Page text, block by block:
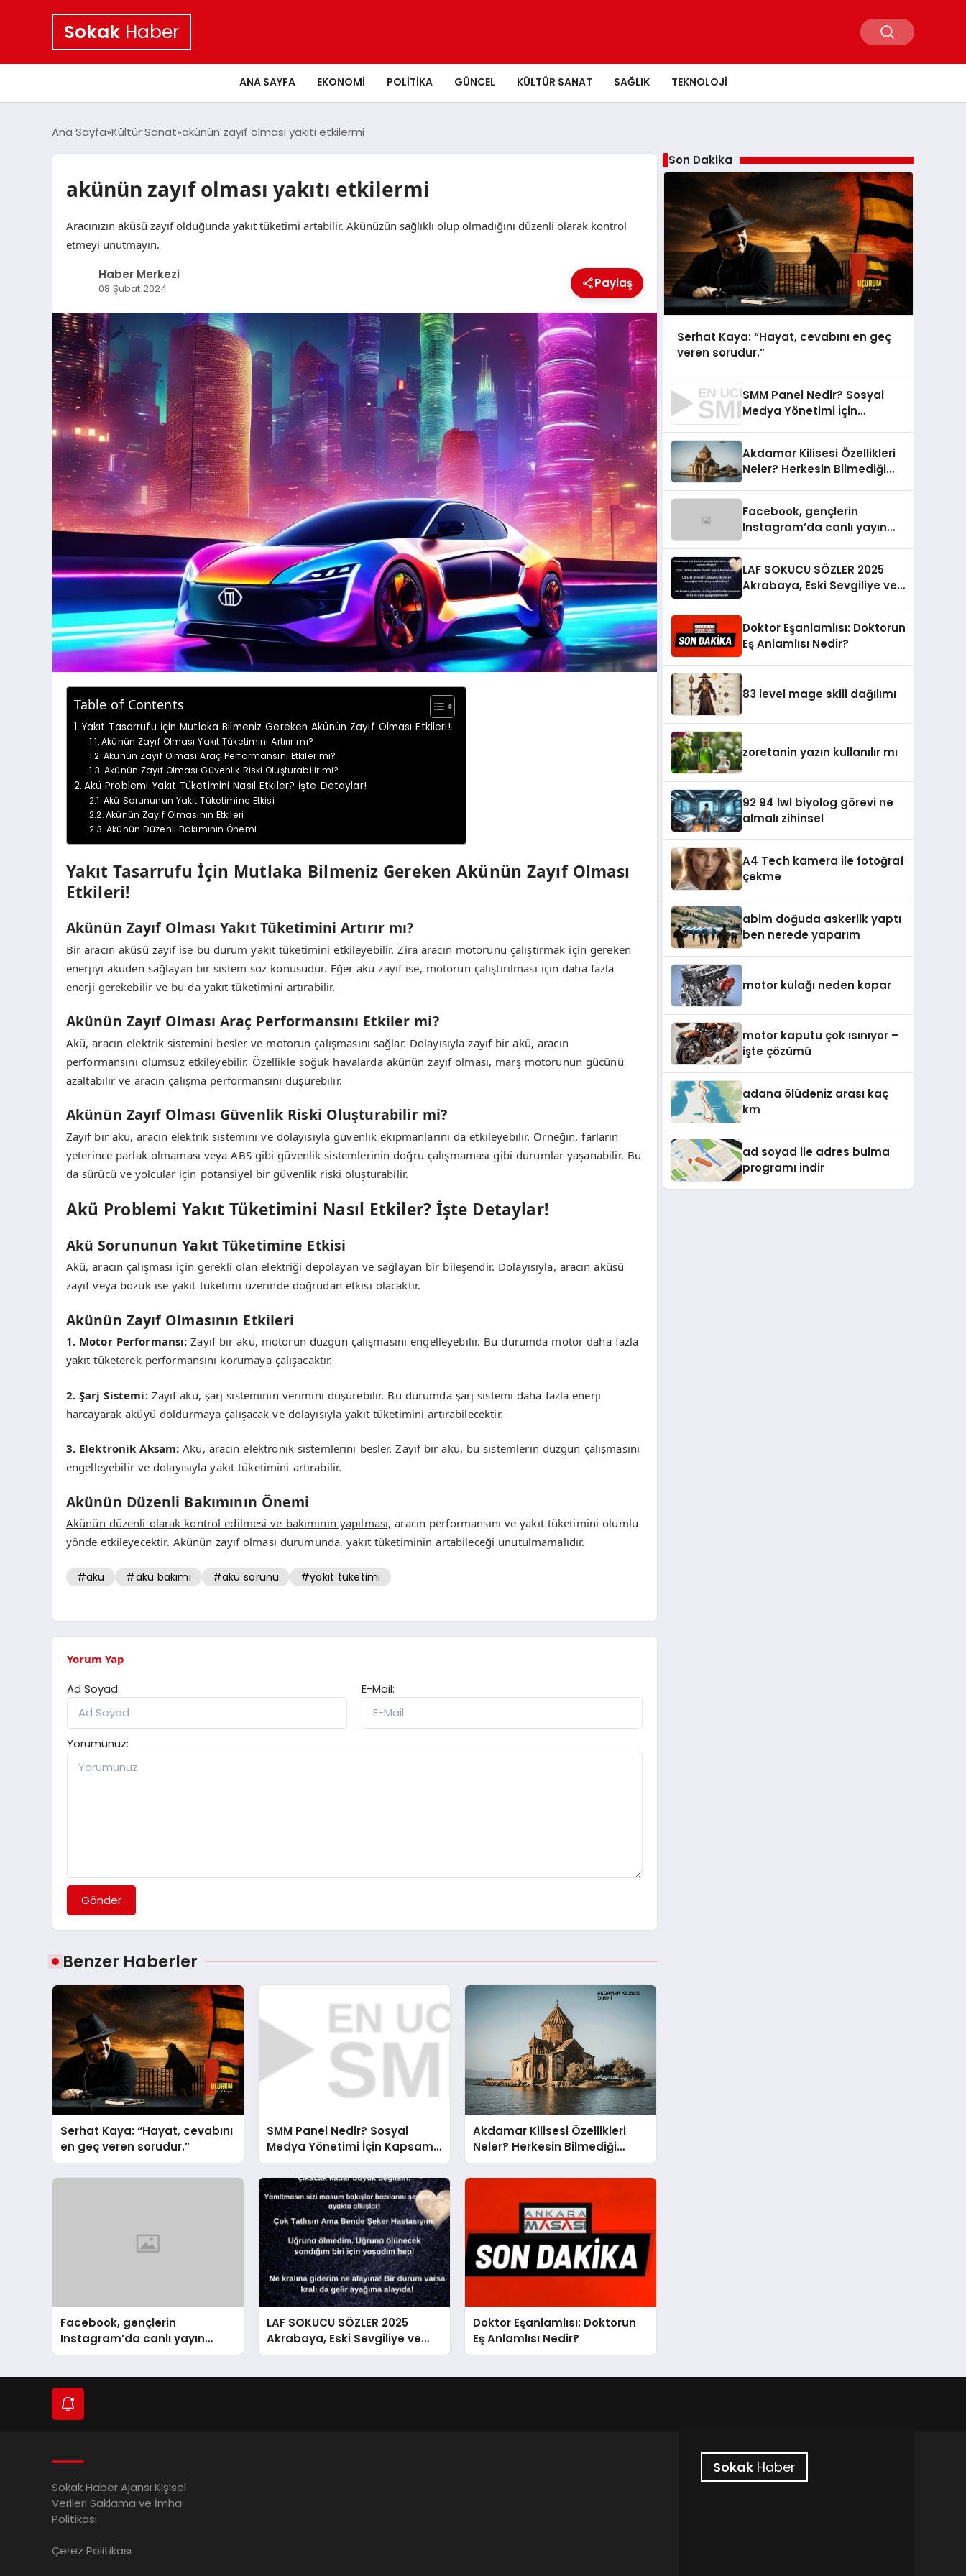
Sokak Haber
ANA SAYFA EKONOMI POLITIKA GÜNCEL KÜLTÜR SANAT SAĞLIK TEKNOLOJI
Ana Sayfa Kültür Sanat akünün zayıf olması yakıtı etkilermi
akünün zayıf olması yakıtı etkilermi
Aracınızın aküsü zayıf olduğunda yakıt tüketimi artabilir. Akünüzün sağlıklı olup olmadığını düzenli olarak kontrol
etmeyi unutmayın.
Haber Merkezi
08 Şubat 2024 Paylaş
Table of Contents
Yakıt Tasarrufu İçin Mutlaka Bilmeniz Gereken Akünün Zayıf Olması Etkileri!
Akünün Zayıf Olması Yakıt Tüketimini Artırır mı?
Akünün Zayıf Olması Araç Performansını Etkiler mi?
Akünün Zayıf Olması Güvenlik Riski Oluşturabilir mi?
Akü Problemi Yakıt Tüketimini Nasıl Etkiler? İşte Detaylar!
Akü Sorununun Yakıt Tüketimine Etkisi
Akünün Zayıf Olmasının Etkileri
Akünün Düzenli Bakımının Önemi
Yakıt Tasarrufu İçin Mutlaka Bilmeniz Gereken Akünün Zayıf Olması
Etkileri!
Akünün Zayıf Olması Yakıt Tüketimini Artırır mı?
Bir aracın aküsü zayıf ise bu durum yakıt tüketimini etkileyebilir. Zira aracın motorunu çalıştırmak için gereken
enerjiyi aküden sağlayan bir sistem söz konusudur. Eğer akü zayıf ise, motorun çalıştırılması için daha fazla
enerji gerekebilir ve bu da yakıt tüketimini artırabilir.
Akünün Zayıf Olması Araç Performansını Etkiler mi?
Akü, aracın elektrik sistemini besler ve motorun çalışmasını sağlar. Dolayısıyla zayıf bir akü, aracın
performansını olumsuz etkileyebilir. Özellikle soğuk havalarda akünün zayıf olması, marş motorunun gücünü
azaltabilir ve aracın çalışma performansını düşürebilir.
Akünün Zayıf Olması Güvenlik Riski Oluşturabilir mi?
Zayıf bir akü, aracın elektrik sistemini ve dolayısıyla güvenlik ekipmanlarını da etkileyebilir. Örneğin, farların
yeterince parlak olmaması veya ABS gibi güvenlik sistemlerinin doğru çalışmaması gibi durumlar yaşanabilir. Bu
da sürücü ve yolcular için potansiyel bir güvenlik riski oluşturabilir.
Akü Problemi Yakıt Tüketimini Nasıl Etkiler? İşte Detaylar!
Akü Sorununun Yakıt Tüketimine Etkisi
Akü, aracın çalışması için gerekli olan elektriği depolayan ve sağlayan bir bileşendir. Dolayısıyla, aracın aküsü
zayıf veya bozuk ise yakıt tüketimi üzerinde doğrudan etkisi olacaktır.
Akünün Zayıf Olmasının Etkileri
1. Motor Performansı: Zayıf bir akü, motorun düzgün çalışmasını engelleyebilir. Bu durumda motor daha fazla
yakıt tüketerek performansını korumaya çalışacaktır.
2. Şarj Sistemi:Zayıf akü, şarj sisteminin verimini düşürebilir. Bu durumda şarj sistemi daha fazla enerji
harcayarak aküyü doldurmaya çalışacak ve dolayısıyla yakıt tüketimini artırabilecektir.
3. Elektronik Aksam: Akü, aracın elektronik sistemlerini besler. Zayıf bir akü, bu sistemlerin düzgün çalışmasını
engelleyebilir ve dolayısıyla yakıt tüketimini artırabilir.
Akünün Düzenli Bakımının Önemi
Akünün düzenli olarak kontrol edilmesi ve bakımının yapılması, aracın performansını ve yakıt tüketimini olumlu
yönde etkileyecektir. Akünün zayıf olması durumunda, yakıt tüketiminin artabileceği unutulmamalıdır.
#akü #akü bakımı #akü sorunu #yakıt tüketimi
Yorum Yap
Ad Soyad: E-Mail:
Yorumunuz:
Gönder
Benzer Haberler
Serhat Kaya: “Hayat, cevabını
en geç veren sorudur.”
SMM Panel Nedir? Sosyal
Medya Yönetimi İçin Kapsamlı
Rehber
Akdamar Kilisesi Özellikleri
Neler? Herkesin Bilmediği
Akdamar Kilisesi Hikayesi
Facebook, gençlerin
Instagram’da canlı yayın
yapmasını yasaklıyor
LAF SOKUCU SÖZLER 2025
Akrabaya, Eski Sevgiliye ve
Arkadaşa Ağır Kapak Sözler
Doktor Eşanlamlısı: Doktorun
Eş Anlamlısı Nedir?
Son Dakika
Serhat Kaya: “Hayat, cevabını en geç
veren sorudur.”
SMM Panel Nedir? Sosyal
Medya Yönetimi İçin
Akdamar Kilisesi Özellikleri
Neler? Herkesin Bilmediği
Facebook, gençlerin
Instagram’da canlı yayın
LAF SOKUCU SÖZLER 2025
Akrabaya, Eski Sevgiliye ve
Doktor Eşanlamlısı: Doktorun
Eş Anlamlısı Nedir?
83 level mage skill dağılımı
zoretanin yazın kullanılır mı
92 94 lwl biyolog görevi ne
almalı zihinsel
A4 Tech kamera ile fotoğraf
çekme
abim doğuda askerlik yaptı
ben nerede yaparım
motor kulağı neden kopar
motor kaputu çok ısınıyor –
işte çözümü
adana ölüdeniz arası kaç
km
ad soyad ile adres bulma
programı indir
Sokak Haber Ajansı Kişisel
Verileri Saklama ve İmha
Politikası
Çerez Politikası
SokakHaber